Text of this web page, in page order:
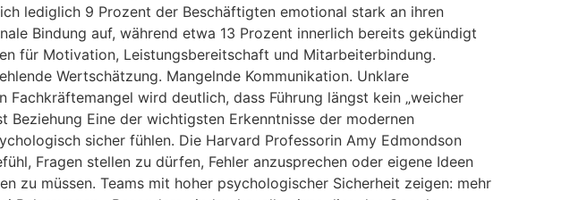
lediglich 9 Prozent der Beschäftigten emotional stark an ihren
Bindung auf, während etwa 13 Prozent innerlich bereits gekündigt
für Motivation, Leistungsbereitschaft und Mitarbeiterbindung.
Wertschätzung. Mangelnde Kommunikation. Unklare
wird deutlich, dass Führung längst kein „weicher
Eine der wichtigsten Erkenntnisse der modernen
sicher fühlen. Die Harvard Professorin Amy Edmondson
Fragen stellen zu dürfen, Fehler anzusprechen oder eigene Ideen
zu müssen. Teams mit hoher psychologischer Sicherheit zeigen: mehr